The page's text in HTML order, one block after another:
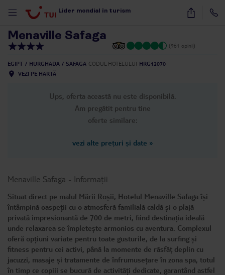
Lider mondial în turism 29
Menaville Safaga
(961 opinii)
EGIPT HURGHADA SAFAGA CODUL HOTELULUI HRG12070
VEZI PE HARTĂ
Ups, oferta această nu este disponibilă.
Am pregătit pentru tine
oferte similare:
vezi alte prețuri și date »
Menaville Safaga - Informații
Situat direct pe malul Mării Roșii, Hotelul Menaville Safaga își
întâmpină oaspeții cu o atmosferă familială caldă și o plajă
privată impresionantă de 700 de metri, fiind destinația ideală
unde relaxarea se împletește armonios cu aventura. Complexul
oferă opțiuni variate pentru toate gusturile, de la surfing și
fitness pentru cei activi, până la momente de răsfăț deplin cu
jacuzzi, masaje și tratamente de înfrumusețare în zona spa, totul
în timp ce copiii se bucură de activități dedicate, garantând astfel